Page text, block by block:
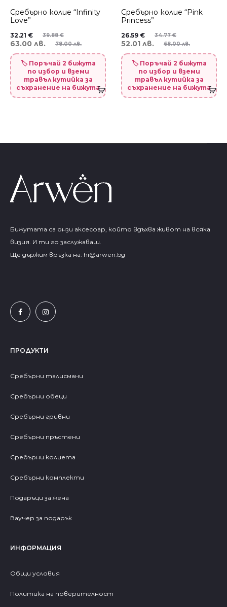
Сребърно колие “Infinity
Love”
39.88€
32.21 €
78.00 лв.
63.00 лв.
🏷️ Поръчай 2 бижута
по избор и вземи
травъл кутийка за
съхранение на бижута
Сребърно колие “Pink
Princess”
34.77€
26.59 €
68.00 лв.
52.01 лв.
🏷️ Поръчай 2 бижута
по избор и вземи
травъл кутийка за
съхранение на бижута
Бижутата са онзи аксесоар, който вдъхва живот на всяка
визия. И ти го заслужаваш.
Ще държим връзка на: hi@arwen.bg
ПРОДУКТИ
Сребърни талисмани
Сребърни обеци
Сребърни гривни
Сребърни пръстени
Сребърни колиета
Сребърни комплекти
Подаръци за жена
Ваучер за подарък
ИНФОРМАЦИЯ
Общи условия
Политика на поверителност